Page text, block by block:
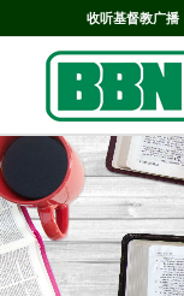
收听基督教广播